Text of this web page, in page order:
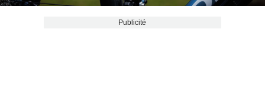
Publicité